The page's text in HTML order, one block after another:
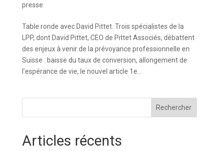
presse
Table ronde avec David Pittet. Trois spécialistes de la
LPP, dont David Pittet, CEO de Pittet Associés, débattent
des enjeux à venir de la prévoyance professionnelle en
Suisse : baisse du taux de conversion, allongement de
l’espérance de vie, le nouvel article 1e...
Rechercher
Articles récents